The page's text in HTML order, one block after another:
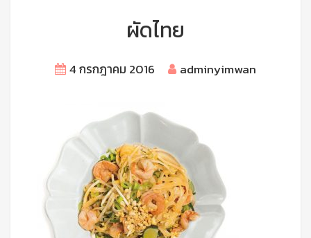
ผัดไทย
4 กรกฎาคม 2016 adminyimwan